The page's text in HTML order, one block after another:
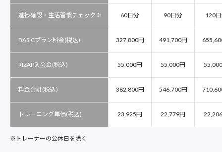
進捗確認・生活習慣チェック※ 60日分 90日分 120
BASICプラン料金(税込) 327,800円 491,700円
RIZAP入会金(税込) 55,000円 55,000円
料金合計(税込) 382,800円 546,700円
トレーニング単価(税込) 23,925円 22,779円
トレーナーの公休日を除く